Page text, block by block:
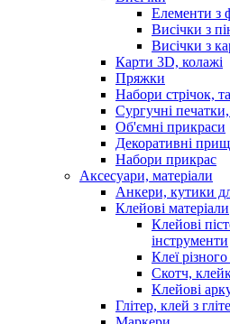
Елементи з
Висічки з
Висічки з
Карти 3D, колажі
Пряжки
Набори стрічок,
Сургучні
Об'ємні прикраси
Декоративні
Набори прикрас
Аксесуари, матеріали
Анкери, кутики
Клейові матеріали
Клейові
інструменти
Клеї
Скотч,
Клейові
Глітер, клей з